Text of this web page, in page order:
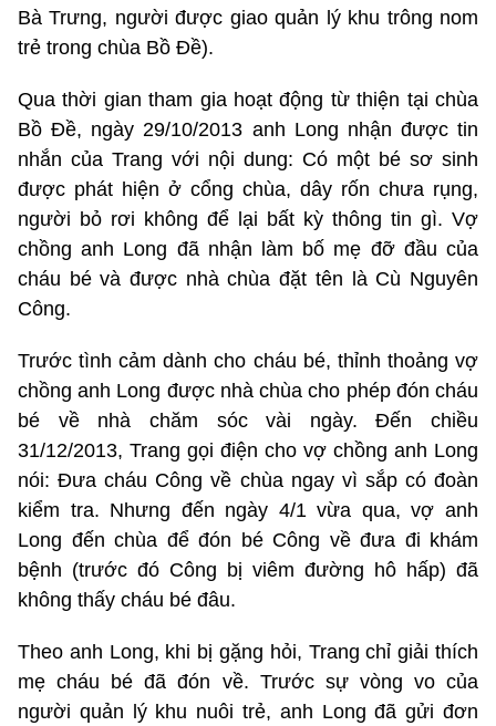
Bà Trưng, người được giao quản lý khu trông nom
trẻ trong chùa Bồ Đề).
Qua thời gian tham gia hoạt động từ thiện tại chùa
Bồ Đề, ngày 29/10/2013 anh Long nhận được tin
nhắn của Trang với nội dung: Có một bé sơ sinh
được phát hiện ở cổng chùa, dây rốn chưa rụng,
người bỏ rơi không để lại bất kỳ thông tin gì. Vợ
chồng anh Long đã nhận làm bố mẹ đỡ đầu của
cháu bé và được nhà chùa đặt tên là Cù Nguyên
Công.
Trước tình cảm dành cho cháu bé, thỉnh thoảng vợ
chồng anh Long được nhà chùa cho phép đón cháu
bé về nhà chăm sóc vài ngày. Đến chiều
31/12/2013, Trang gọi điện cho vợ chồng anh Long
nói: Đưa cháu Công về chùa ngay vì sắp có đoàn
kiểm tra. Nhưng đến ngày 4/1 vừa qua, vợ anh
Long đến chùa để đón bé Công về đưa đi khám
bệnh (trước đó Công bị viêm đường hô hấp) đã
không thấy cháu bé đâu.
Theo anh Long, khi bị gặng hỏi, Trang chỉ giải thích
mẹ cháu bé đã đón về. Trước sự vòng vo của
người quản lý khu nuôi trẻ, anh Long đã gửi đơn